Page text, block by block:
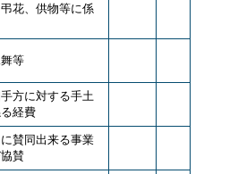
花、供物等に係
等
方に対する手土
経費
賛同出来る事業
賛